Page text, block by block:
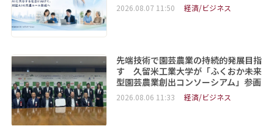
2026.08.07 11:50 経済/ビジネス
先端技術で園芸農業の持続的発展目指
す 久留米工業大学が「ふくおか未来
型園芸農業創出コンソーシアム」参画
2026.08.06 11:33 経済/ビジネス